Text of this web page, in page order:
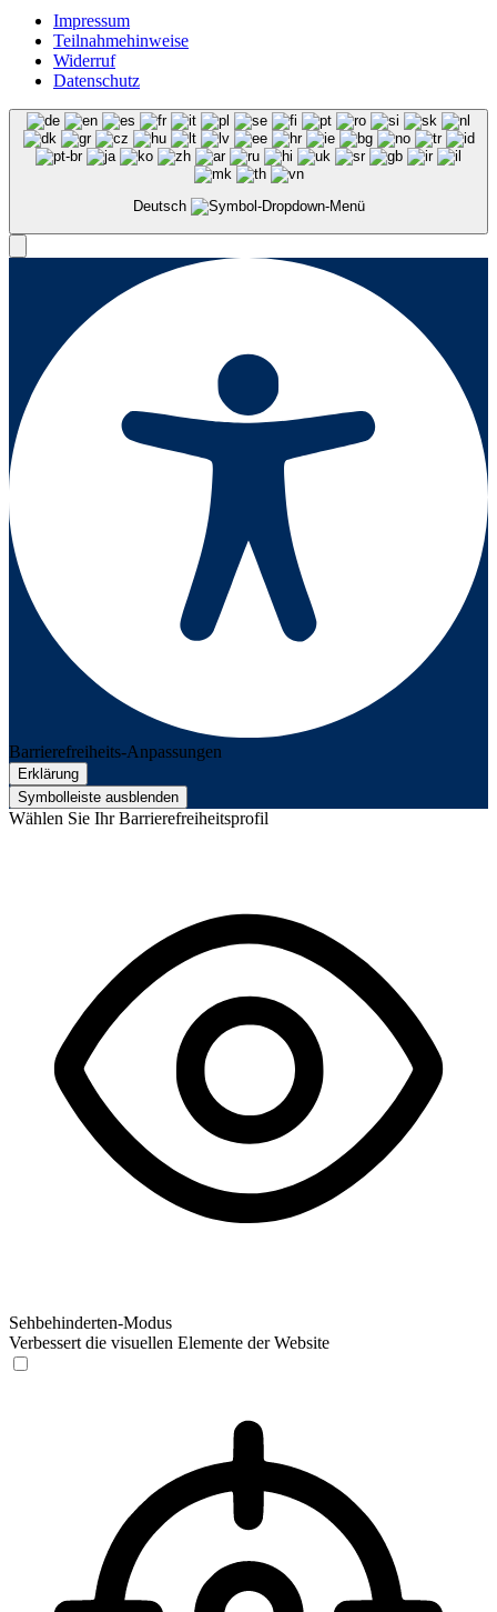
Impressum
Teilnahmehinweise
Widerruf
Datenschutz
Deutsch
Barrierefreiheits-Anpassungen
Erklärung
Symbolleiste ausblenden
Wählen Sie Ihr Barrierefreiheitsprofil
Sehbehinderten-Modus
Verbessert die visuellen Elemente der Website